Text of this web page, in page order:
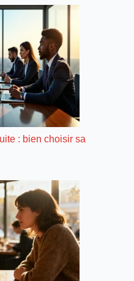
: bien choisir sa